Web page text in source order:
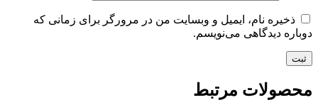
ذخیره نام، ایمیل و وبسایت من در مرورگر برای زمانی که
دوباره دیدگاهی می‌نویسم.
محصولات مرتبط